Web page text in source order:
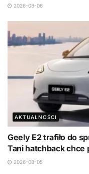
2026-08-06
AKTUALNOŚCI
Geely E2 trafiło do
Tani hatchback chce
2026-08-05